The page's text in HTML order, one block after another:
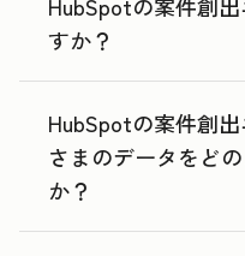
すか？
HubSpotの案件創
さまのデータをど
か？